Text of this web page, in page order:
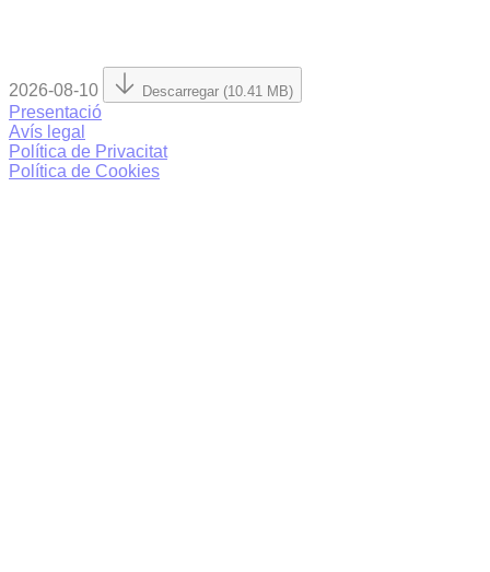
2026-08-10 Descarregar (10.41 MB)
Presentació
Avís legal
Política de Privacitat
Política de Cookies